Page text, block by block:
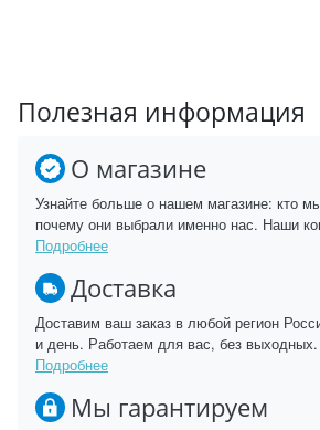
Полезная информация
О магазине
Узнайте больше о нашем магазине: кто
почему они выбрали именно нас. Наши
Подробнее
Доставка
Доставим ваш заказ в любой регион
и день. Работаем для вас, без выходных.
Подробнее
Мы гарантируем